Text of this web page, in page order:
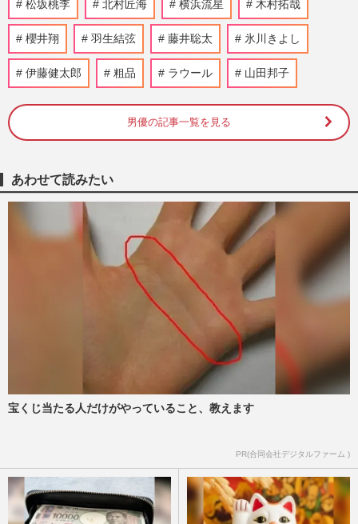
永野芽郁『はたらく細胞』地上波放送決
定、「目に見える情報だけ信じないで」発
信に波紋も“禊”の現在地
週刊女性PRIME
高市首相の台湾有事答弁で日中関係に緊
佐藤健、Netflixドラマ『グラスハート』の
劇中バンド歌手としてアジアツアー開始
も“ナルシスト感全開ライ…
週刊女性PRIME 2025/11/5
実写版『ルパン三世』五ェ門は佐藤健、次
元はオダギリジョー、峰不二子は小池栄
子…演じてほしい“理想”の…
週刊女性2025年10月7日・14日号 2025/9/29
松坂桃李 北村匠海 横浜流星 木村拓哉
櫻井翔 羽生結弦 藤井聡太 氷川きよし
伊藤健太郎 粗品 ラウール 山田邦子
男優の記事一覧を見る
あわせて読みたい
宝くじ当たる人だけがやっていること、教えます
PR(合同会社デジタルファーム )